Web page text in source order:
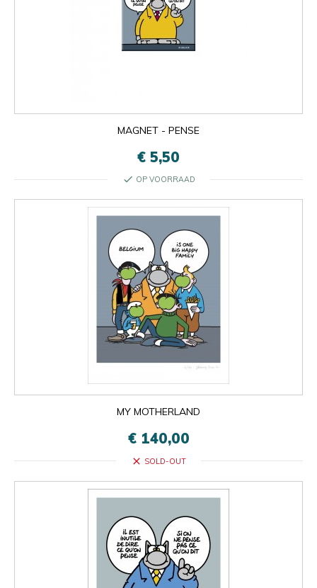
MAGNET - PENSE
€ 5,50
check OP VOORRAAD
MY MOTHERLAND
€ 140,00
close SOLD-OUT